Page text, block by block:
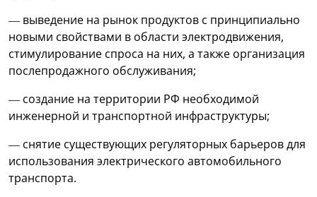
— выведение на рынок продуктов с принципиально
новыми свойствами в области электродвижения,
стимулирование спроса на них, а также организация
послепродажного обслуживания;
— создание на территории РФ необходимой
инженерной и транспортной инфраструктуры;
— снятие существующих регуляторных барьеров для
использования электрического автомобильного
транспорта.